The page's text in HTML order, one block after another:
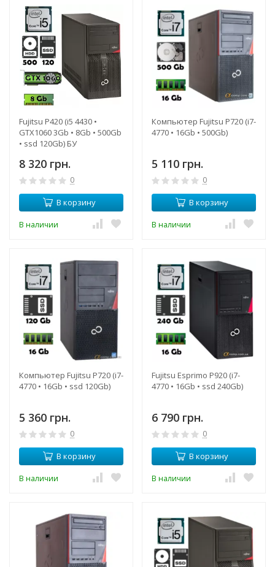
Fujitsu P420 (i5 4430 •
GTX1060 3Gb • 8Gb • 500Gb
• ssd 120Gb) БУ
8 320 грн.
0
В корзину
В наличии
Компьютер Fujitsu P720 (i7-
4770 • 16Gb • 500Gb)
5 110 грн.
0
В корзину
В наличии
Компьютер Fujitsu P720 (i7-
4770 • 16Gb • ssd 120Gb)
5 360 грн.
0
В корзину
В наличии
Fujitsu Esprimo P920 (i7-
4770 • 16Gb • ssd 240Gb)
6 790 грн.
0
В корзину
В наличии